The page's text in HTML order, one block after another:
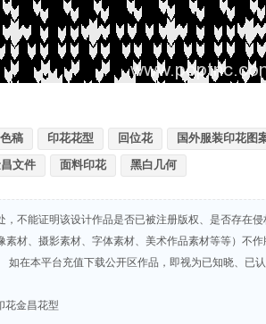
稿 印花花型 回位花 国外服装印花图
文件 面料印花 黑白几何
不能证明该设计作品是否已被注册版权、是否存在
材、摄影素材、字体素材、美术作品素材等等）不
如在本平台充值下载公开区作品，即视为已知晓、已
花金昌花型